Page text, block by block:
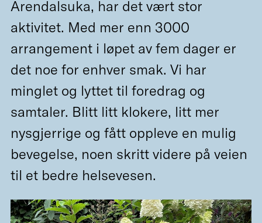
Arendalsuka, har det vært stor
aktivitet. Med mer enn 3000
arrangement i løpet av fem dager er
det noe for enhver smak. Vi har
minglet og lyttet til foredrag og
samtaler. Blitt litt klokere, litt mer
nysgjerrige og fått oppleve en mulig
bevegelse, noen skritt videre på veien
til et bedre helsevesen.